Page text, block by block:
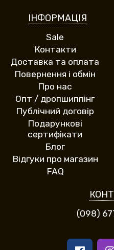
ІНФОРМАЦІЯ
Sale
Контакти
Доставка та оплата
Повернення і обмін
Про нас
Опт / дропшиппінг
Публічний договір
Подарункові
сертифікати
Блог
Відгуки про магазин
FAQ
(098)